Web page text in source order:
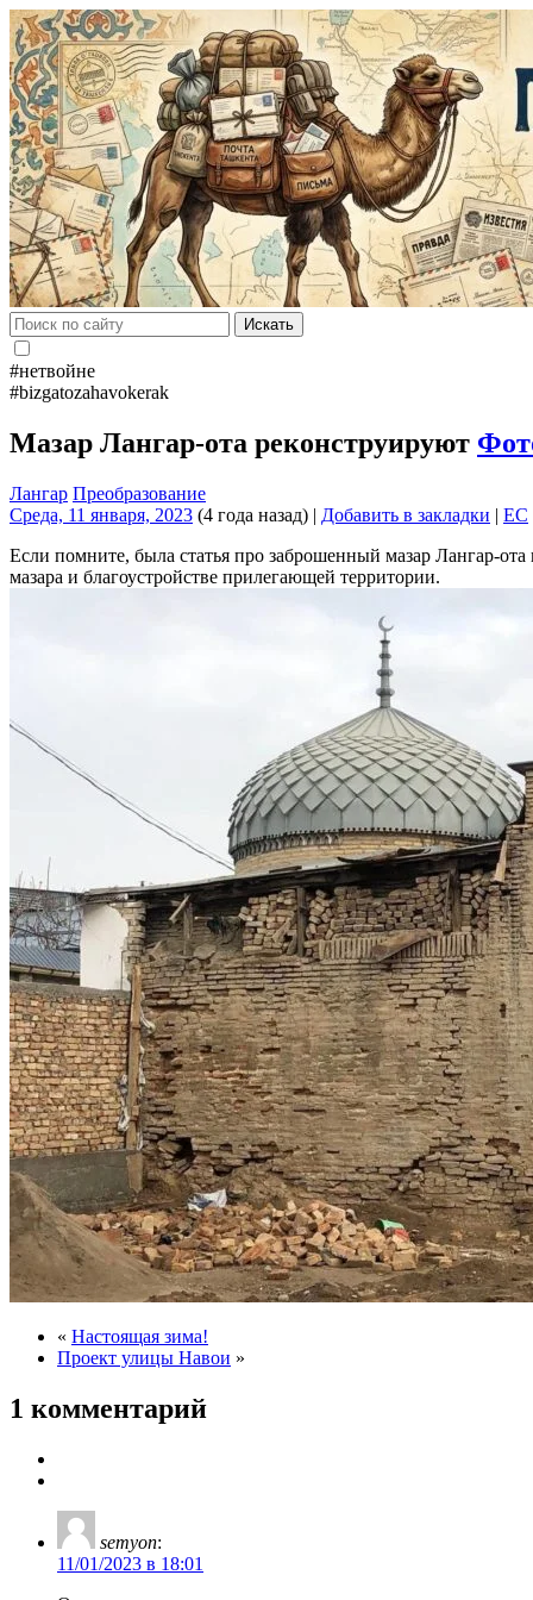
Искать
#нетвойне
#bizgatozahavokerak
Мазар Лангар-ота реконструируют
Лангар Преобразование
Среда, 11 января, 2023 (4 года назад) | Добавить в закладки | EC
Если помните, была статья про заброшенный мазар Лангар-
мазара и благоустройстве прилегающей территории.
« Настоящая зима!
Проект улицы Навои »
1 комментарий
semyon:
11/01/2023 в 18:01